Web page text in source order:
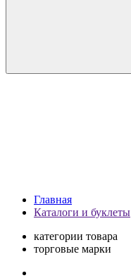
Главная
Каталоги и буклеты
категории товара
торговые марки